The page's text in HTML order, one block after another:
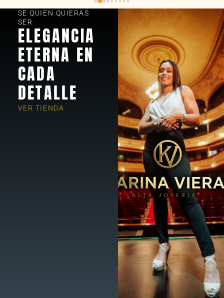
SE QUIEN QUIERAS
SER
ELEGANCIA
ETERNA EN
CADA
DETALLE
VER TIENDA